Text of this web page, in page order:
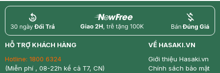
return nowfree price
HỖ TRỢ KHÁCH HÀNG
Hotline: 1800 6324
(Miễn phí , 08-22h kể cả T7, CN)
VỀ HASAKI.VN
Giới thiệu Hasaki.vn
Chính sách bảo mật